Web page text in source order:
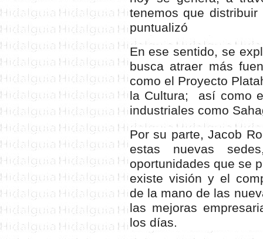
tenemos que
puntualizó
En ese sentido, se
busca atraer más
como el Proyecto
la Cultura; así como
industriales como
Por su parte, Jacob
estas nuevas
oportunidades que se
existe visión y el
de la mano de las
las mejoras
los días.